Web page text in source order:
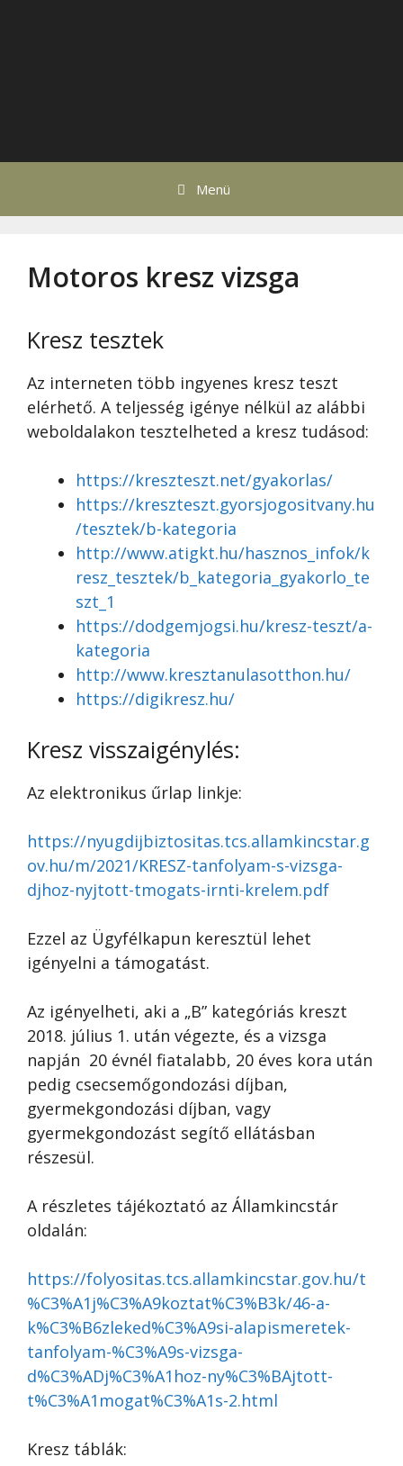
Menü
Motoros kresz vizsga
Kresz tesztek
Az interneten több ingyenes kresz teszt
elérhető. A teljesség igénye nélkül az alábbi
weboldalakon tesztelheted a kresz tudásod:
https://kreszteszt.net/gyakorlas/
https://kreszteszt.gyorsjogositvany.hu
/tesztek/b-kategoria
http://www.atigkt.hu/hasznos_infok/k
resz_tesztek/b_kategoria_gyakorlo_te
szt_1
https://dodgemjogsi.hu/kresz-teszt/a-
kategoria
http://www.kresztanulasotthon.hu/
https://digikresz.hu/
Kresz visszaigénylés:
Az elektronikus űrlap linkje:
https://nyugdijbiztositas.tcs.allamkincstar.g
ov.hu/m/2021/KRESZ-tanfolyam-s-vizsga-
djhoz-nyjtott-tmogats-irnti-krelem.pdf
Ezzel az Ügyfélkapun keresztül lehet
igényelni a támogatást.
Az igényelheti, aki a „B” kategóriás kreszt
2018. július 1. után végezte, és a vizsga
napján 20 évnél fiatalabb, 20 éves kora után
pedig csecsemőgondozási díjban,
gyermekgondozási díjban, vagy
gyermekgondozást segítő ellátásban
részesül.
A részletes tájékoztató az Államkincstár
oldalán:
https://folyositas.tcs.allamkincstar.gov.hu/t
%C3%A1j%C3%A9koztat%C3%B3k/46-a-
k%C3%B6zleked%C3%A9si-alapismeretek-
tanfolyam-%C3%A9s-vizsga-
d%C3%ADj%C3%A1hoz-ny%C3%BAjtott-
t%C3%A1mogat%C3%A1s-2.html
Kresz táblák: